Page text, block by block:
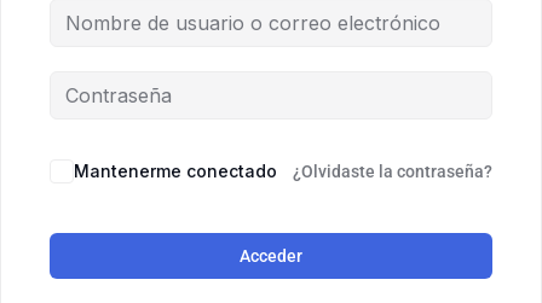
Mantenerme conectado ¿Olvidaste la contraseña?
Acceder